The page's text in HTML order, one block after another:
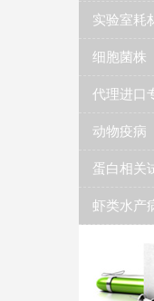
实验室耗
细胞菌株
代理进口
动物疫病
蛋白相关
虾类水产